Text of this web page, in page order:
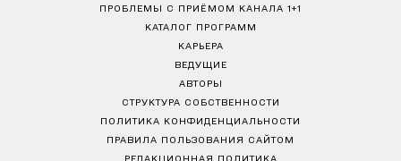
ПРОБЛЕМЫ С ПРИЁМОМ КАНАЛА 1+1
КАТАЛОГ ПРОГРАММ
КАРЬЕРА
ВЕДУЩИЕ
АВТОРЫ
СТРУКТУРА СОБСТВЕННОСТИ
ПОЛИТИКА КОНФИДЕНЦИАЛЬНОСТИ
ПРАВИЛА ПОЛЬЗОВАНИЯ САЙТОМ
РЕДАКЦИОННАЯ ПОЛИТИКА